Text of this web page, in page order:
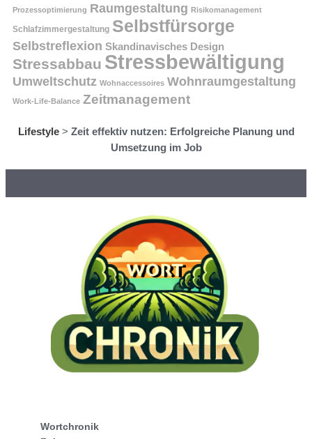
Prozessoptimierung Raumgestaltung Risikomanagement
Schlafzimmergestaltung Selbstfürsorge
Selbstreflexion Skandinavisches Design
Stressabbau Stressbewältigung
Umweltschutz Wohnaccessoires Wohnraumgestaltung
Work-Life-Balance Zeitmanagement
Lifestyle> Zeit effektiv nutzen: Erfolgreiche Planung und
Umsetzung im Job
Wortchronik